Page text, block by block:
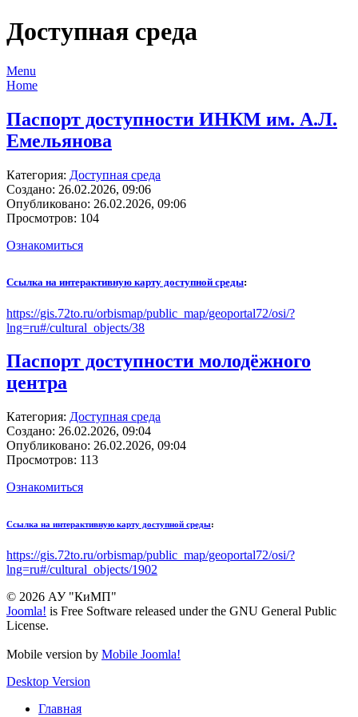
Доступная среда
Menu
Home
Паспорт доступности ИНКМ им. А.Л.
Емельянова
Категория: Доступная среда
Создано: 26.02.2026, 09:06
Опубликовано: 26.02.2026, 09:06
Просмотров: 104
Ознакомиться
Ссылка на интерактивную карту доступной среды:
https://gis.72to.ru/orbismap/public_map/geoportal72/osi/?
lng=ru#/cultural_objects/38
Паспорт доступности молодёжного
центра
Категория: Доступная среда
Создано: 26.02.2026, 09:04
Опубликовано: 26.02.2026, 09:04
Просмотров: 113
Ознакомиться
Ссылка на интерактивную карту доступной среды:
https://gis.72to.ru/orbismap/public_map/geoportal72/osi/?
lng=ru#/cultural_objects/1902
© 2026 АУ "КиМП"
Joomla! is Free Software released under the GNU General Public
License.
Mobile version by Mobile Joomla!
Desktop Version
Главная